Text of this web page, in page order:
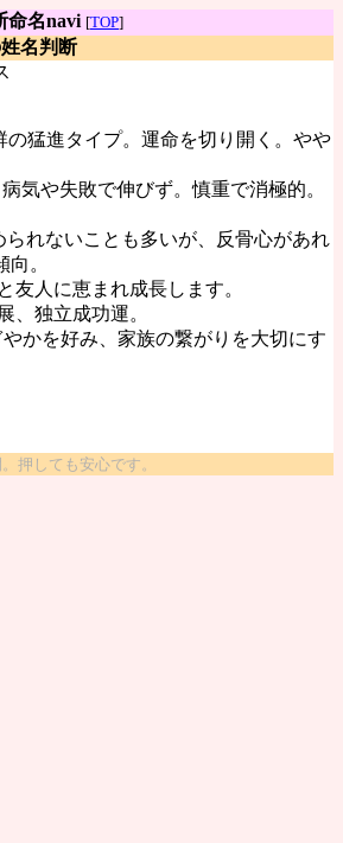
命名navi [TOP]
名判断
の猛進タイプ。運命を切り開く。やや
気や失敗で伸びず。慎重で消極的。
られないことも多いが、反骨心があれ
。
友人に恵まれ成長します。
、独立成功運。
かを好み、家族の繋がりを大切にす
押しても安心です。